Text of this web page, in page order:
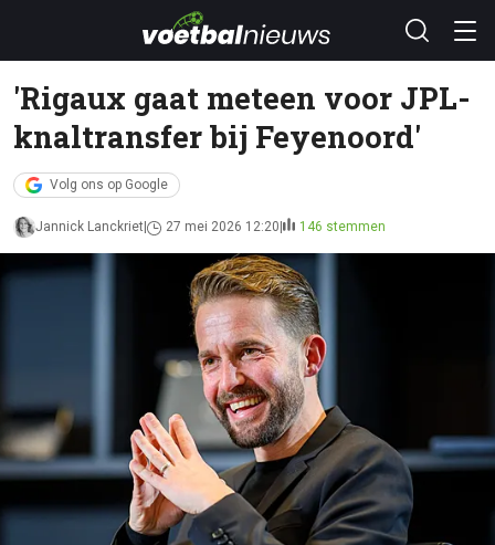
'Rigaux gaat meteen voor JPL-
knaltransfer bij Feyenoord'
Volg ons op Google
Jannick Lanckriet 27 mei 2026 12:20 146 stemmen